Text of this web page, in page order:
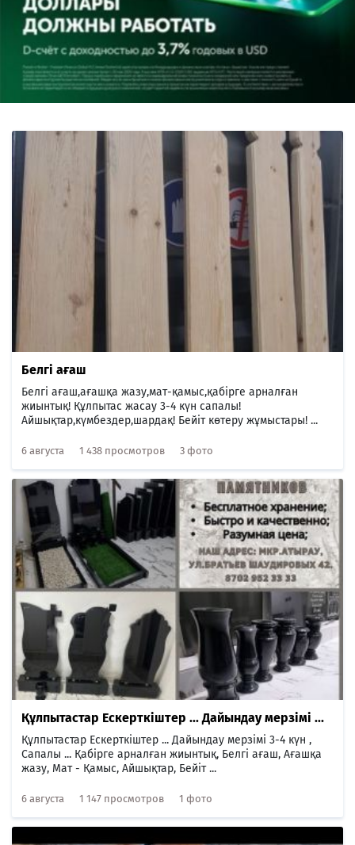
Белгі ағаш
Белгі ағаш,ағашқа жазу,мат-қамыс,қабірге арналған
жиынтық! Құлпытас жасау 3-4 күн сапалы!
Айшықтар,күмбездер,шардақ! Бейіт көтеру жұмыстары! ...
6 августа 1 438 просмотров 3 фото
Құлпытастар Ескерткіштер ... Дайындау мерзімі ...
Құлпытастар Ескерткіштер ... Дайындау мерзімі 3-4 күн ,
Сапалы ... Қабірге арналған жиынтық, Белгі ағаш, Ағашқа
жазу, Мат - Қамыс, Айшықтар, Бейіт ...
6 августа 1 147 просмотров 1 фото